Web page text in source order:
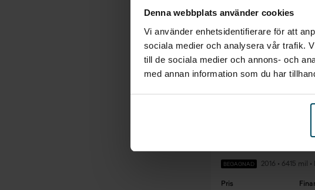
Denna webbplats använder cookies
Vi använder enhetsidentifierare för att
sociala medier och analysera vår trafik.
till de sociala medier och annons- och
med annan information som du har
BEGAGNAD 2016 • 6415 mil •
Pris